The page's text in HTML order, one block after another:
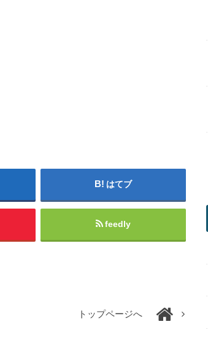
はてブ
feedly
トップページへ